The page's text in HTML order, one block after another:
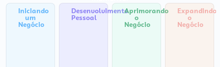
Iniciando
um
Negócio
Desenvolvimento
Pessoal
Aprimorando
o
Negócio
Expandindo
o
Negócio